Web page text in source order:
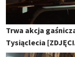
Trwa akcja
Tysiąclecia